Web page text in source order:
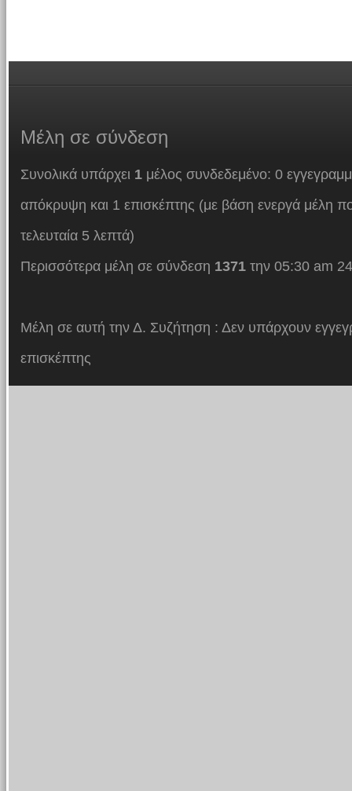
Μέλη σε σύνδεση
Συνολικά υπάρχει 1μέλος συνδεδεμένο: 0
απόκρυψη και 1 επισκέπτης (με βάση ενεργά μέλη
τελευταία 5 λεπτά)
Περισσότερα μέλη σε σύνδεση 1371την 05:30 am
Μέλη σε αυτή την Δ. Συζήτηση : Δεν υπάρχουν
επισκέπτης